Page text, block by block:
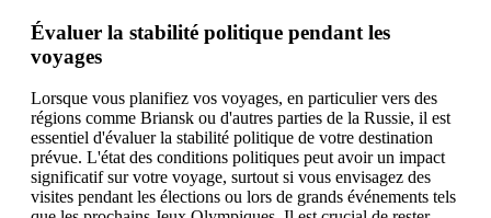
Évaluer la stabilité politique pendant les
voyages
Lorsque vous planifiez vos voyages, en particulier vers des
régions comme Briansk ou d'autres parties de la Russie, il est
essentiel d'évaluer la stabilité politique de votre destination
prévue. L'état des conditions politiques peut avoir un impact
significatif sur votre voyage, surtout si vous envisagez des
visites pendant les élections ou lors de grands événements tels